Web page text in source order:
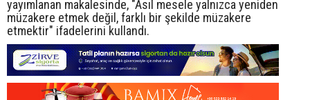
yayımlanan makalesinde, "Asıl mesele yalnızca yeniden
müzakere etmek değil, farklı bir şekilde müzakere
etmektir" ifadelerini kullandı.